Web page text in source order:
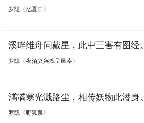
罗隐 《忆夏口 》
溪畔维舟问戴星，此中三害有图经。
罗隐 《夜泊义兴戏呈邑宰》
潏潏寒光溅路尘，相传妖物此潜身。
罗隐 《野狐泉》